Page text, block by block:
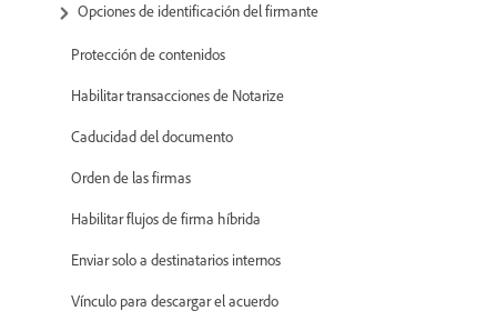
Opciones de identificación del firmante
Protección de contenidos
Habilitar transacciones de Notarize
Caducidad del documento
Orden de las firmas
Habilitar flujos de firma híbrida
Enviar solo a destinatarios internos
Vínculo para descargar el acuerdo